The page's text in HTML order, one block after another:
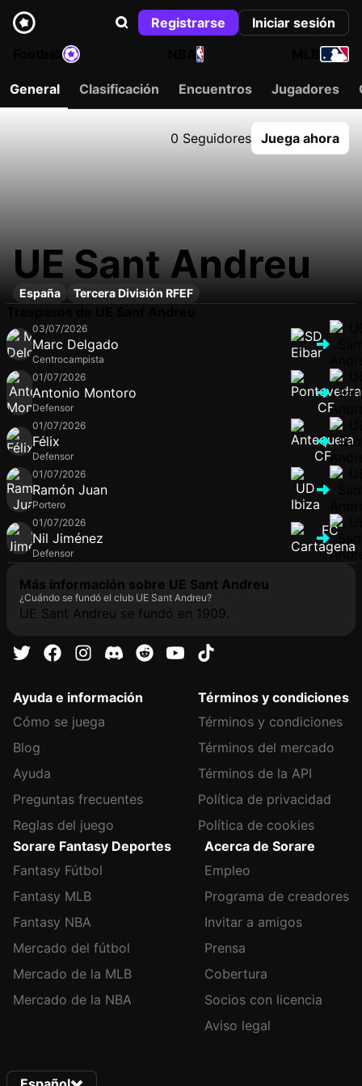
Registrarse
Iniciar sesión
NBA
General Clasificación Encuentros Jugadores
0 Seguidores Juega ahora
UE Sant Andreu
España Tercera División RFEF
03/07/2026
Marc Delgado
Centrocampista
01/07/2026
Antonio Montoro
Defensor
01/07/2026
Félix
Defensor
01/07/2026
Ramón Juan
Portero
01/07/2026
Nil Jiménez
Defensor
Más información sobre UE Sant Andreu
¿Cuándo se fundó el club UE Sant Andreu?
UE Sant Andreu se fundó en 1909.
Ayuda e información
Cómo se juega
Blog
Ayuda
Preguntas frecuentes
Reglas del juego
Términos y condiciones
Términos y condiciones
Términos del mercado
Términos de la API
Política de privacidad
Política de cookies
Sorare Fantasy Deportes
Fantasy Fútbol
Fantasy MLB
Fantasy NBA
Mercado del fútbol
Mercado de la MLB
Mercado de la NBA
Acerca de Sorare
Empleo
Programa de creadores
Invitar a amigos
Prensa
Cobertura
Socios con licencia
Aviso legal